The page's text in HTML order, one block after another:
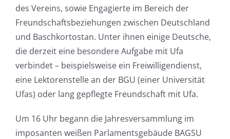
des Vereins, sowie Engagierte im Bereich der
Freundschaftsbeziehungen zwischen Deutschland
und Baschkortostan. Unter ihnen einige Deutsche,
die derzeit eine besondere Aufgabe mit Ufa
verbindet – beispielsweise ein Freiwilligendienst,
eine Lektorenstelle an der BGU (einer Universität
Ufas) oder lang gepflegte Freundschaft mit Ufa.
Um 16 Uhr begann die Jahresversammlung im
imposanten weißen Parlamentsgebäude BAGSU